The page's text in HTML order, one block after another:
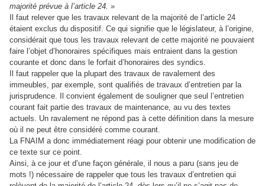
majorité prévue à l’article 24. »
Il faut relever que les travaux relevant de la majorité de l’article 24
étaient exclus du dispositif. Ce qui signifie que le législateur, à l’origine,
considérait que tous les travaux relevant de cette majorité ne pouvaient
faire l’objet d’honoraires spécifiques mais entraient dans la gestion
courante et donc dans le forfait d’honoraires des syndics.
Il faut rappeler que la plupart des travaux de ravalement des
immeubles, par exemple, sont qualifiés de travaux d’entretien par la
jurisprudence. Il convient également de souligner que seul l’entretien
courant fait partie des travaux de maintenance, au vu des textes
actuels. Un ravalement ne répond pas à cette définition dans la mesure
où il ne peut être considéré comme courant.
La FNAIM a donc immédiatement réagi pour obtenir une modification de
ce texte sur ce point.
Ainsi, à ce jour et d’une façon générale, il nous a paru (sans jeu de
mots !) nécessaire de rappeler que tous les travaux d’entretien qui